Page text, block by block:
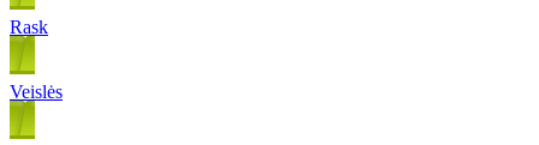
Rask
Veislės